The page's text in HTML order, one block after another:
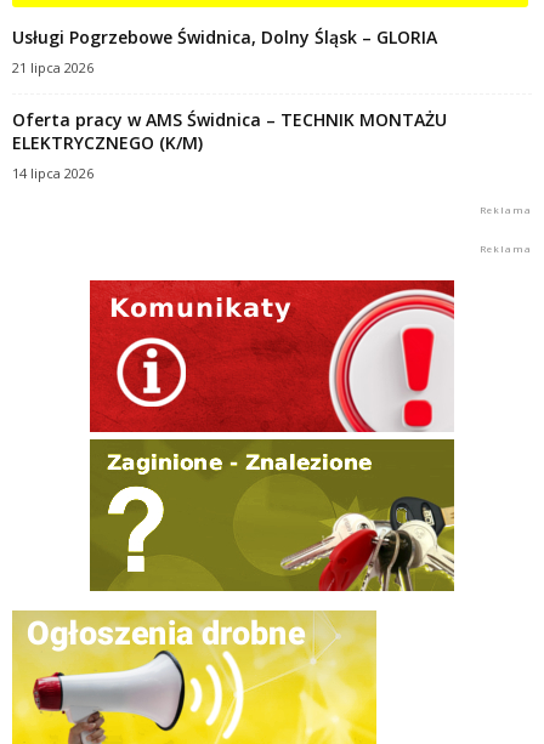
Usługi Pogrzebowe Świdnica, Dolny Śląsk – GLORIA
21 lipca 2026
Oferta pracy w AMS Świdnica – TECHNIK MONTAŻU
ELEKTRYCZNEGO (K/M)
14 lipca 2026